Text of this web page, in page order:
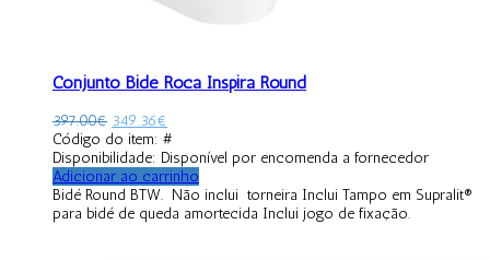
Conjunto Bidé Roca Inspira Round
397.00€ 349.36€
Código do item: #
Disponibilidade: Disponível por encomenda a fornecedor
Adicionar ao carrinho
Bidé Round BTW. Não inclui torneira Inclui Tampo em Supralit®
para bidé de queda amortecida Inclui jogo de fixação.